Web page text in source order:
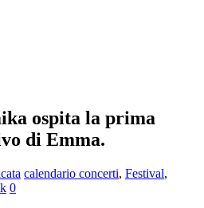
ospita la prima
di Emma.
calendario concerti, Festival,
0